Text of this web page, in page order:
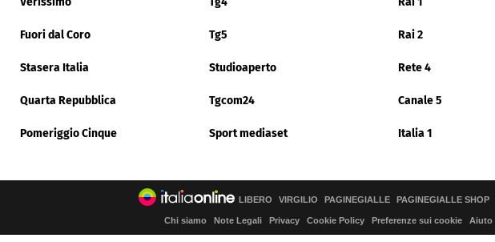
Fuori dal Coro Tg5 Rai 2
Stasera Italia Studioaperto Rete 4
Quarta Repubblica Tgcom24 Canale 5
Pomeriggio Cinque Sport mediaset Italia 1
LIBERO VIRGILIO PAGINEGIALLE PAGINEGIALLE SHOP
Chi siamo Note Legali Privacy Cookie Policy Preferenze sui cookie Aiuto